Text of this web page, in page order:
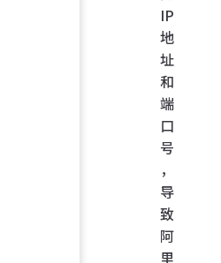
IP
地
址
和
端
口
号
，
导
致
阿
里